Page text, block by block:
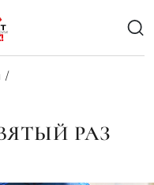
РАЗ